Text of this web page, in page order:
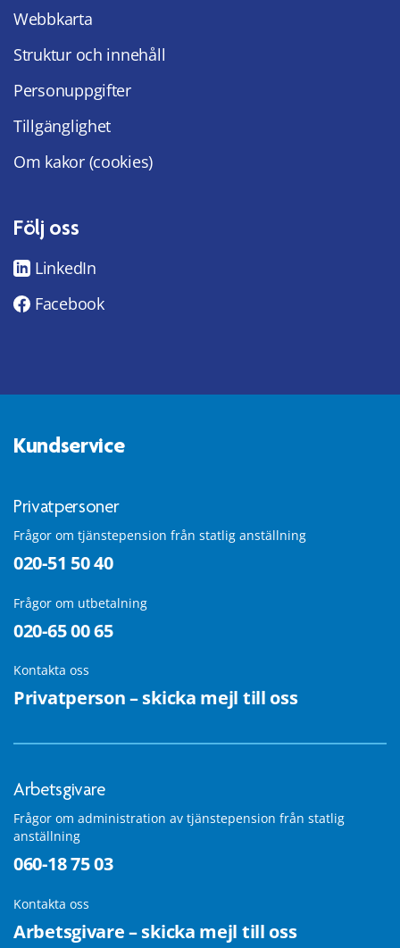
Webbkarta
Struktur och innehåll
Personuppgifter
Tillgänglighet
Om kakor (cookies)
Följ oss
LinkedIn
Facebook
Kundservice
Privatpersoner
Frågor om tjänstepension från statlig anställning
020-51 50 40
Frågor om utbetalning
020-65 00 65
Kontakta oss
Privatperson – skicka mejl till oss
Arbetsgivare
Frågor om administration av tjänstepension från statlig
anställning
060-18 75 03
Kontakta oss
Arbetsgivare – skicka mejl till oss